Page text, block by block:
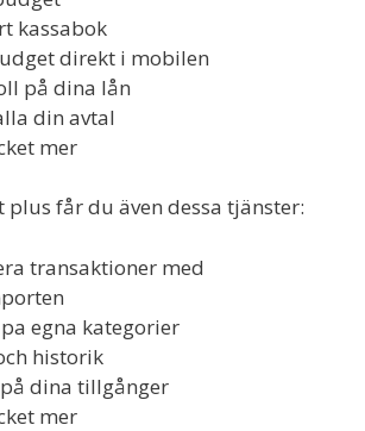
kassabok
direkt i mobilen
på dina lån
din avtal
mer
plus får du även dessa tjänster:
transaktioner med
egna kategorier
historik
dina tillgånger
mer